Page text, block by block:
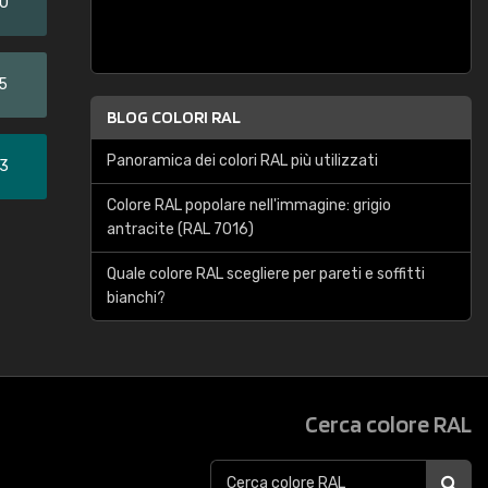
BLOG COLORI RAL
Panoramica dei colori RAL più utilizzati
Colore RAL popolare nell'immagine: grigio
antracite (RAL 7016)
Quale colore RAL scegliere per pareti e soffitti
bianchi?
Cerca colore RAL